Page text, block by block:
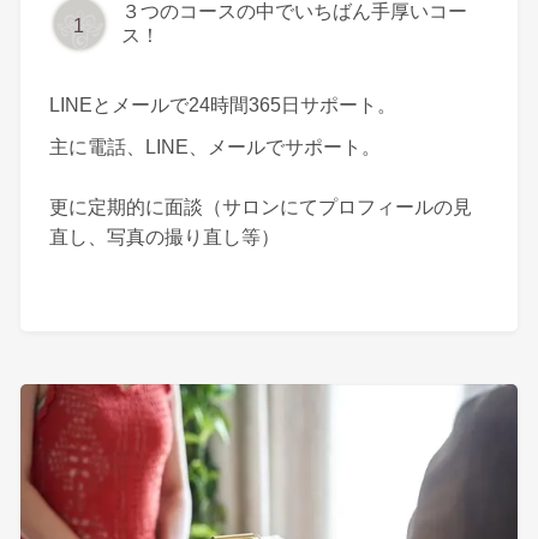
1
３つのコースの中でいちばん手厚いコー
ス！
LINEとメールで24時間365日サポート。
主に電話、LINE、メールでサポート。
更に定期的に面談（サロンにてプロフィールの見
直し、写真の撮り直し等）